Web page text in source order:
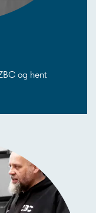
og hent